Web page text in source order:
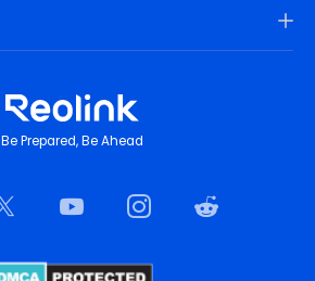
Be Prepared, Be Ahead